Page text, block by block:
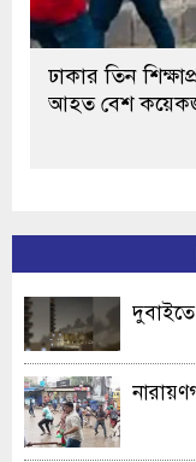
ঢাকার তিন
আহত বেশ